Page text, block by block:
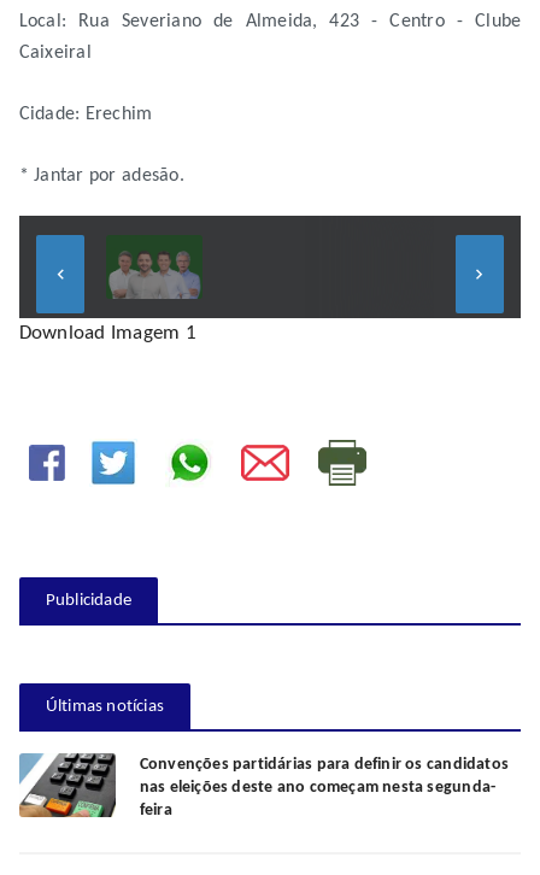
Local: Rua Severiano de Almeida, 423 - Centro - Clube
Caixeiral
Cidade: Erechim
* Jantar por adesão.
keyboard_arrow_left keyboard_arrow_right
Download Imagem 1
Publicidade
Últimas notícias
Convenções partidárias para definir os candidatos
nas eleições deste ano começam nesta segunda-
feira